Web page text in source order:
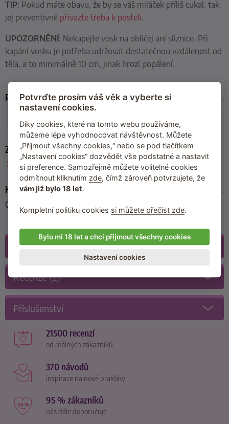
TIP: Pokud máte obavu, že by se váš miláček příliš cukal, tak
jej preventivně přivažte třeba k posteli.
UPOZORNĚNÍ: Nekapejte vosk na obličej ani sliznice. Při
kapání vosku je potřeba udržovat dostatečnou vzdálenost od
těla, a to minimálně 10 cm, jinak hrozí popálení.
Parametry
Obsah: 100 ml
Barva : červená
Zařazeno
Svíčky na BDSM
Kód produktu
07004280000
Galerie(4)
Recenze(2)
Příslušenství
21500 recenzí
od reálných zákazníků
370 návodů
inspirace na nové praktiky
95 % zákazníků
nás dále doporučuje
Potvrďte prosím váš věk a vyberte si
nastavení cookies.
Díky cookies, které na tomto webu používáme,
můžeme lépe vyhodnocovat návštěvnost. Můžete
„Přijmout všechny cookies,“ nebo se pod tlačítkem
„Nastavení cookies“ dozvědět vše podstatné a nastavit
si preference. Samozřejmě můžete volitelné cookies
odmítnout kliknutím zde, čímž zároveň potvrzujete, že
vám již bylo 18 let.
Kompletní politiku cookies si můžete přečíst zde.
Bylo mi 18 let a chci přijmout všechny cookies
Nastavení cookies